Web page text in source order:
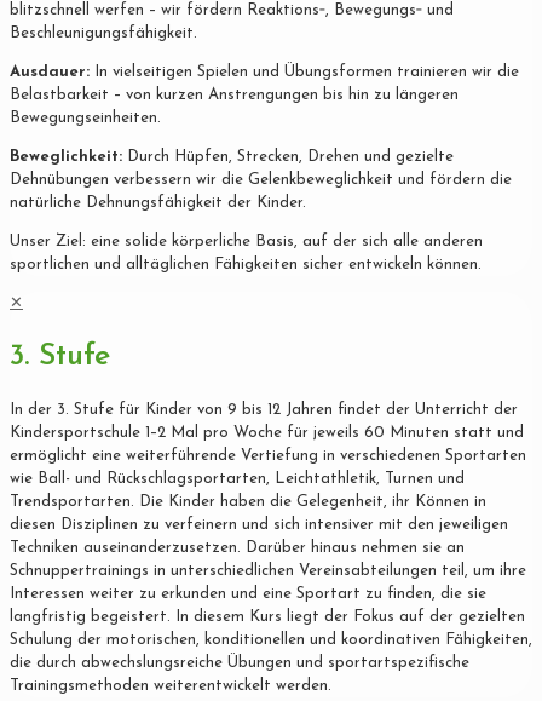
blitzschnell werfen – wir fördern Reaktions‐, Bewegungs‐ und
Beschleunigungsfähigkeit.
Ausdauer: In vielseitigen Spielen und Übungsformen trainieren wir die
Belastbarkeit – von kurzen Anstrengungen bis hin zu längeren
Bewegungseinheiten.
Beweglichkeit: Durch Hüpfen, Strecken, Drehen und gezielte
Dehnübungen verbessern wir die Gelenkbeweglichkeit und fördern die
natürliche Dehnungsfähigkeit der Kinder.
Unser Ziel: eine solide körperliche Basis, auf der sich alle anderen
sportlichen und alltäglichen Fähigkeiten sicher entwickeln können.
✕
3. Stufe
In der 3. Stufe für Kinder von 9 bis 12 Jahren findet der Unterricht der
Kindersportschule 1–2 Mal pro Woche für jeweils 60 Minuten statt und
ermöglicht eine weiterführende Vertiefung in verschiedenen Sportarten
wie Ball- und Rückschlagsportarten, Leichtathletik, Turnen und
Trendsportarten. Die Kinder haben die Gelegenheit, ihr Können in
diesen Disziplinen zu verfeinern und sich intensiver mit den jeweiligen
Techniken auseinanderzusetzen. Darüber hinaus nehmen sie an
Schnuppertrainings in unterschiedlichen Vereinsabteilungen teil, um ihre
Interessen weiter zu erkunden und eine Sportart zu finden, die sie
langfristig begeistert. In diesem Kurs liegt der Fokus auf der gezielten
Schulung der motorischen, konditionellen und koordinativen Fähigkeiten,
die durch abwechslungsreiche Übungen und sportartspezifische
Trainingsmethoden weiterentwickelt werden.